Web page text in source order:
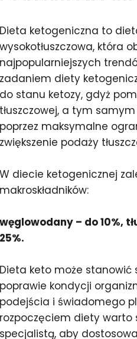
Dieta ketogeniczna to
wysokotłuszczowa, która
najpopularniejszych
zadaniem diety
do stanu ketozy, gdyż
tłuszczowej, a tym
poprzez maksymalne
zwiększenie podaży
W diecie ketogenicznej
makroskładników:
węglowodany – do 10%,
25%.
Dieta keto może
poprawie kondycji
podejścia i świadomego
rozpoczęciem diety warto
specjalistą, aby